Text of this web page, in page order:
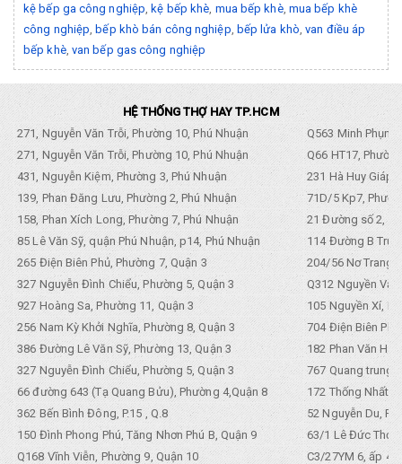
kệ bếp ga công nghiệp ,kệ bếp khè mua bếp khè, mua bếp khè
công nghiệp ,bếp khò bán công nghiệp bếp lửa khò ,van điều áp
bếp khè, van bếp gas công nghiệp
HỆ THỐNG THỢ HAY TP.HCM
271, Nguyễn Văn Trỗi, Phường 10, Phú Nhuận
Q563 Minh
271, Nguyễn Văn Trỗi, Phường 10, Phú Nhuận
Q66 HT17,
431, Nguyễn Kiệm, Phường 3, Phú Nhuận
231 Hà Huy Giáp,
139, Phan Đăng Lưu, Phường 2, Phú Nhuận
71D/5 Kp7,
158, Phan Xích Long, Phường 7, Phú Nhuận
21 Đường số 2,
85 Lê Văn Sỹ, quận Phú Nhuận, p14, Phú Nhuận
114 Đường B
265 Điện Biên Phủ, Phường 7, Quận 3
204/56 Nơ Trang
327 Nguyễn Đình Chiểu, Phường 5, Quận 3
Q312 Nguyền
927 Hoàng Sa, Phường 11, Quận 3
105 Nguyền Xí,
256 Nam Kỳ Khởi Nghĩa, Phường 8, Quận 3
704 Điện Biên
386 Đường Lê Văn Sỹ, Phường 13, Quận 3
182 Phan Văn
327 Nguyễn Đình Chiểu, Phường 5, Quận 3
767 Quang trung,
66 đường 643 (Tạ Quang Bửu), Phường 4,Quận 8
172 Thống Nhất.
362 Bến Bình Đông, P.15 , Q.8
52 Nguyễn Du,
150 Đình Phong Phú, Tăng Nhơn Phú B, Quận 9
63/1 Lê Đức Thọ,
Q168 Vĩnh Viễn, Phường 9, Quận 10
C3/27YM 6, ấp 4,